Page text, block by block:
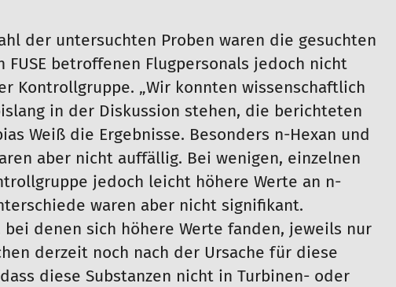
der untersuchten Proben waren die gesuchten
FUSE betroffenen Flugpersonals jedoch nicht
Kontrollgruppe. „Wir konnten wissenschaftlich
in der Diskussion stehen, die berichteten
Weiß die Ergebnisse. Besonders n-Hexan und
aber nicht auffällig. Bei wenigen, einzelnen
jedoch leicht höhere Werte an n-
waren aber nicht signifikant.
bei denen sich höhere Werte fanden, jeweils nur
derzeit noch nach der Ursache für diese
diese Substanzen nicht in Turbinen- oder